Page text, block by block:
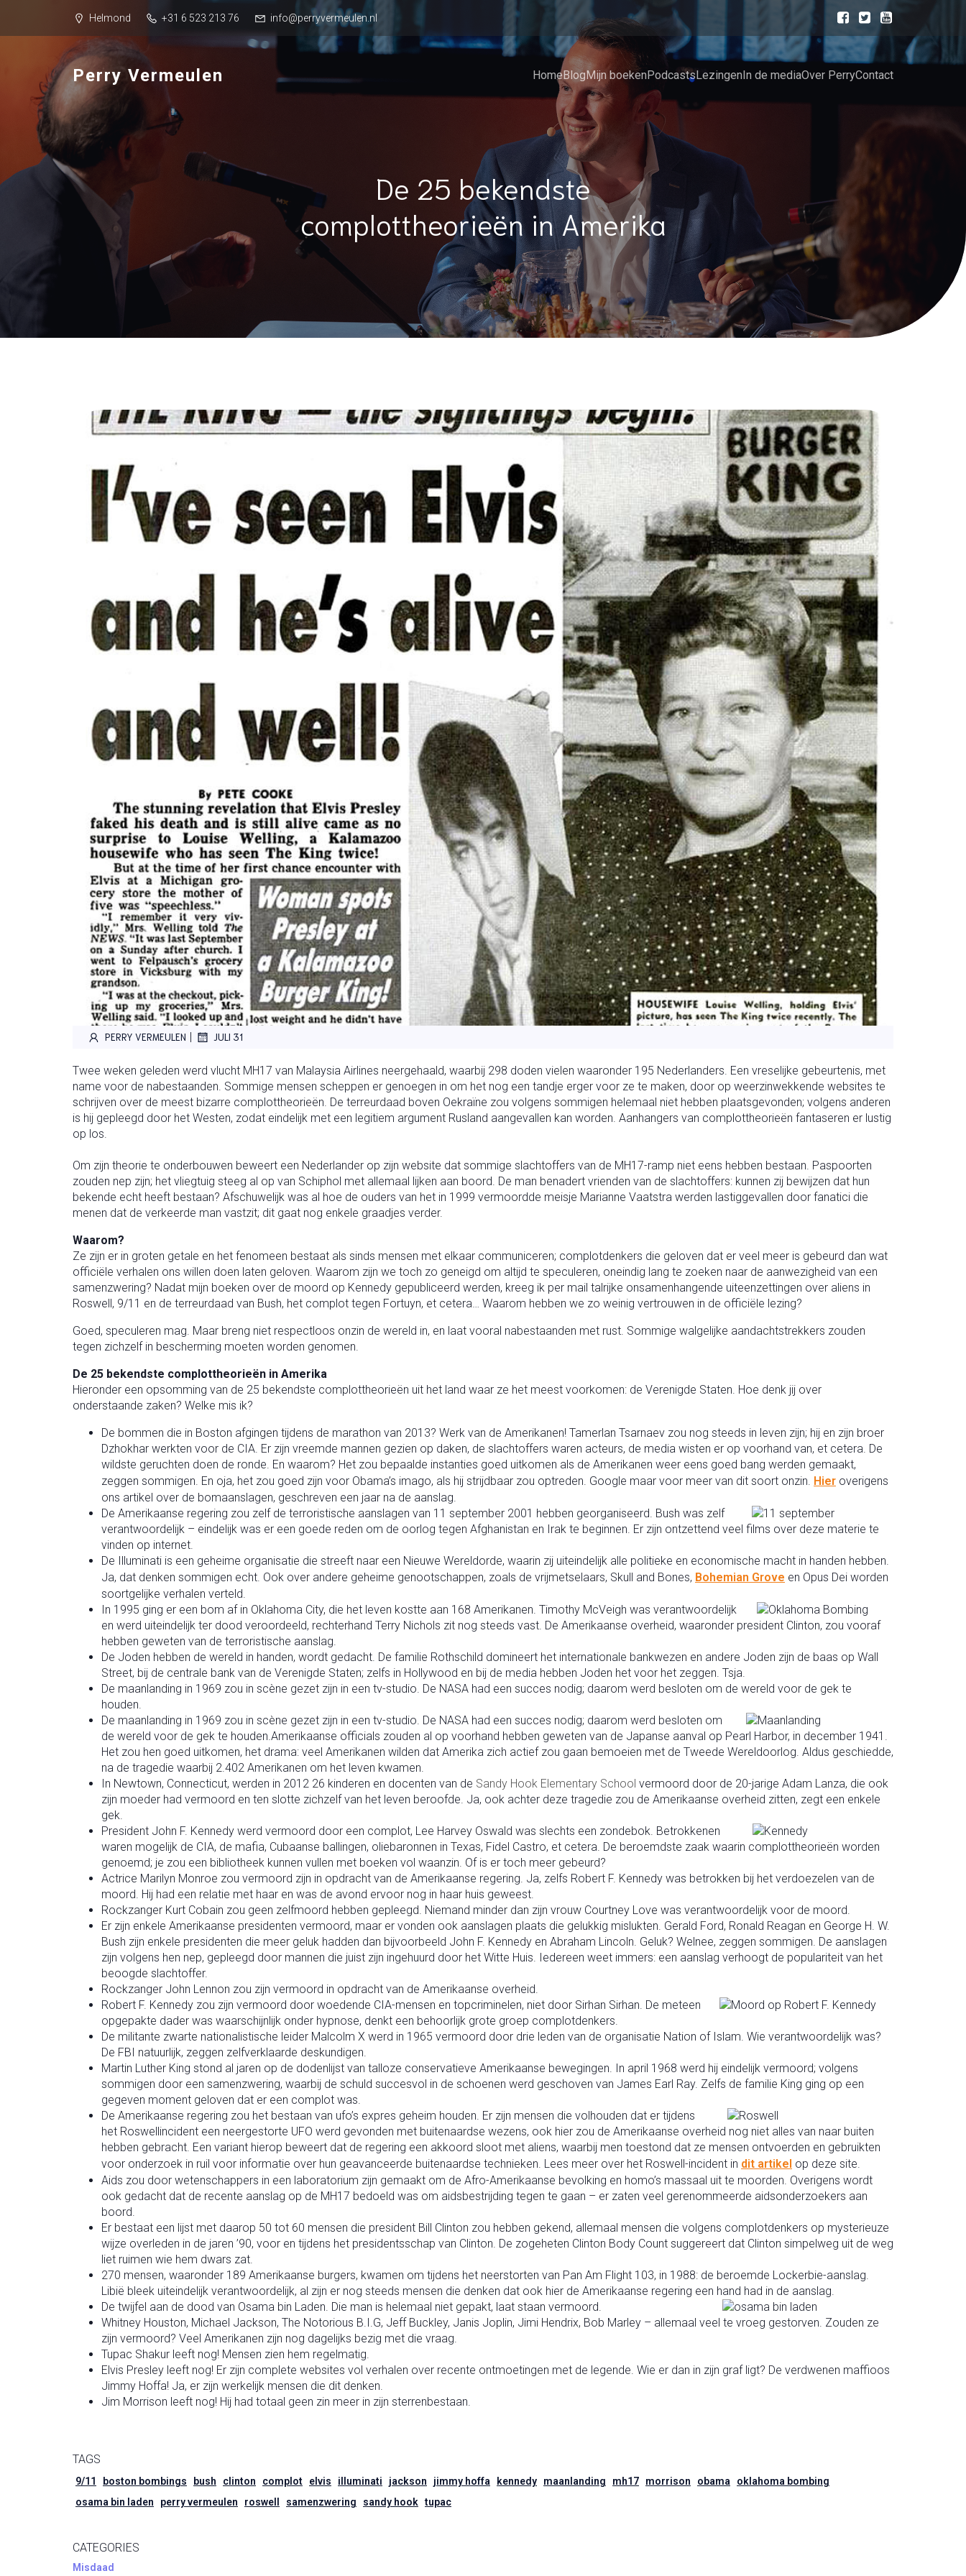
Helmond +31 6 523 213 76 info@perryvermeulen.nl
Perry Vermeulen HomeBlogMijn boekenPodcastsLezingenIn de mediaOver PerryContact
De 25 bekendste
complottheorieën in Amerika
PERRY VERMEULEN | JULI 31
Twee weken geleden werd vlucht MH17 van Malaysia Airlines neergehaald, waarbij 298 doden vielen waaronder 195 Nederlanders. Een vreselijke gebeurtenis, met
name voor de nabestaanden. Sommige mensen scheppen er genoegen in om het nog een tandje erger voor ze te maken, door op weerzinwekkende websites te
schrijven over de meest bizarre complottheorieën. De terreurdaad boven Oekraïne zou volgens sommigen helemaal niet hebben plaatsgevonden; volgens anderen
is hij gepleegd door het Westen, zodat eindelijk met een legitiem argument Rusland aangevallen kan worden. Aanhangers van complottheorieën fantaseren er lustig
op los.
Om zijn theorie te onderbouwen beweert een Nederlander op zijn website dat sommige slachtoffers van de MH17-ramp niet eens hebben bestaan. Paspoorten
zouden nep zijn; het vliegtuig steeg al op van Schiphol met allemaal lijken aan boord. De man benadert vrienden van de slachtoffers: kunnen zij bewijzen dat hun
bekende echt heeft bestaan? Afschuwelijk was al hoe de ouders van het in 1999 vermoordde meisje Marianne Vaatstra werden lastiggevallen door fanatici die
menen dat de verkeerde man vastzit; dit gaat nog enkele graadjes verder.
Waarom?
Ze zijn er in groten getale en het fenomeen bestaat als sinds mensen met elkaar communiceren; complotdenkers die geloven dat er veel meer is gebeurd dan wat
officiële verhalen ons willen doen laten geloven. Waarom zijn we toch zo geneigd om altijd te speculeren, oneindig lang te zoeken naar de aanwezigheid van een
samenzwering? Nadat mijn boeken over de moord op Kennedy gepubliceerd werden, kreeg ik per mail talrijke onsamenhangende uiteenzettingen over aliens in
Roswell, 9/11 en de terreurdaad van Bush, het complot tegen Fortuyn, et cetera… Waarom hebben we zo weinig vertrouwen in de officiële lezing?
Goed, speculeren mag. Maar breng niet respectloos onzin de wereld in, en laat vooral nabestaanden met rust. Sommige walgelijke aandachtstrekkers zouden
tegen zichzelf in bescherming moeten worden genomen.
De 25 bekendste complottheorieën in Amerika
Hieronder een opsomming van de 25 bekendste complottheorieën uit het land waar ze het meest voorkomen: de Verenigde Staten. Hoe denk jij over
onderstaande zaken? Welke mis ik?
De bommen die in Boston afgingen tijdens de marathon van 2013? Werk van de Amerikanen! Tamerlan Tsarnaev zou nog steeds in leven zijn; hij en zijn broer
Dzhokhar werkten voor de CIA. Er zijn vreemde mannen gezien op daken, de slachtoffers waren acteurs, de media wisten er op voorhand van, et cetera. De
wildste geruchten doen de ronde. En waarom? Het zou bepaalde instanties goed uitkomen als de Amerikanen weer eens goed bang werden gemaakt,
zeggen sommigen. En oja, het zou goed zijn voor Obama’s imago, als hij strijdbaar zou optreden. Google maar voor meer van dit soort onzin. Hier overigens
ons artikel over de bomaanslagen, geschreven een jaar na de aanslag.
De Amerikaanse regering zou zelf de terroristische aanslagen van 11 september 2001 hebben georganiseerd. Bush was zelf
verantwoordelijk – eindelijk was er een goede reden om de oorlog tegen Afghanistan en Irak te beginnen. Er zijn ontzettend veel films over deze materie te
vinden op internet.
De Illuminati is een geheime organisatie die streeft naar een Nieuwe Wereldorde, waarin zij uiteindelijk alle politieke en economische macht in handen hebben.
Ja, dat denken sommigen echt. Ook over andere geheime genootschappen, zoals de vrijmetselaars, Skull and Bones, Bohemian Grove en Opus Dei worden
soortgelijke verhalen verteld.
In 1995 ging er een bom af in Oklahoma City, die het leven kostte aan 168 Amerikanen. Timothy McVeigh was verantwoordelijk
en werd uiteindelijk ter dood veroordeeld, rechterhand Terry Nichols zit nog steeds vast. De Amerikaanse overheid, waaronder president Clinton, zou vooraf
hebben geweten van de terroristische aanslag.
De Joden hebben de wereld in handen, wordt gedacht. De familie Rothschild domineert het internationale bankwezen en andere Joden zijn de baas op Wall
Street, bij de centrale bank van de Verenigde Staten; zelfs in Hollywood en bij de media hebben Joden het voor het zeggen. Tsja.
De maanlanding in 1969 zou in scène gezet zijn in een tv-studio. De NASA had een succes nodig; daarom werd besloten om de wereld voor de gek te
houden.
De maanlanding in 1969 zou in scène gezet zijn in een tv-studio. De NASA had een succes nodig; daarom werd besloten om
de wereld voor de gek te houden.Amerikaanse officials zouden al op voorhand hebben geweten van de Japanse aanval op Pearl Harbor, in december 1941.
Het zou hen goed uitkomen, het drama: veel Amerikanen wilden dat Amerika zich actief zou gaan bemoeien met de Tweede Wereldoorlog. Aldus geschiedde,
na de tragedie waarbij 2.402 Amerikanen om het leven kwamen.
In Newtown, Connecticut, werden in 2012 26 kinderen en docenten van de Sandy Hook Elementary School vermoord door de 20-jarige Adam Lanza, die ook
zijn moeder had vermoord en ten slotte zichzelf van het leven beroofde. Ja, ook achter deze tragedie zou de Amerikaanse overheid zitten, zegt een enkele
gek.
President John F. Kennedy werd vermoord door een complot, Lee Harvey Oswald was slechts een zondebok. Betrokkenen
waren mogelijk de CIA, de mafia, Cubaanse ballingen, oliebaronnen in Texas, Fidel Castro, et cetera. De beroemdste zaak waarin complottheorieën worden
genoemd; je zou een bibliotheek kunnen vullen met boeken vol waanzin. Of is er toch meer gebeurd?
Actrice Marilyn Monroe zou vermoord zijn in opdracht van de Amerikaanse regering. Ja, zelfs Robert F. Kennedy was betrokken bij het verdoezelen van de
moord. Hij had een relatie met haar en was de avond ervoor nog in haar huis geweest.
Rockzanger Kurt Cobain zou geen zelfmoord hebben gepleegd. Niemand minder dan zijn vrouw Courtney Love was verantwoordelijk voor de moord.
Er zijn enkele Amerikaanse presidenten vermoord, maar er vonden ook aanslagen plaats die gelukkig mislukten. Gerald Ford, Ronald Reagan en George H. W.
Bush zijn enkele presidenten die meer geluk hadden dan bijvoorbeeld John F. Kennedy en Abraham Lincoln. Geluk? Welnee, zeggen sommigen. De aanslagen
zijn volgens hen nep, gepleegd door mannen die juist zijn ingehuurd door het Witte Huis. Iedereen weet immers: een aanslag verhoogt de populariteit van het
beoogde slachtoffer.
Rockzanger John Lennon zou zijn vermoord in opdracht van de Amerikaanse overheid.
Robert F. Kennedy zou zijn vermoord door woedende CIA-mensen en topcriminelen, niet door Sirhan Sirhan. De meteen
opgepakte dader was waarschijnlijk onder hypnose, denkt een behoorlijk grote groep complotdenkers.
De militante zwarte nationalistische leider Malcolm X werd in 1965 vermoord door drie leden van de organisatie Nation of Islam. Wie verantwoordelijk was?
De FBI natuurlijk, zeggen zelfverklaarde deskundigen.
Martin Luther King stond al jaren op de dodenlijst van talloze conservatieve Amerikaanse bewegingen. In april 1968 werd hij eindelijk vermoord; volgens
sommigen door een samenzwering, waarbij de schuld succesvol in de schoenen werd geschoven van James Earl Ray. Zelfs de familie King ging op een
gegeven moment geloven dat er een complot was.
De Amerikaanse regering zou het bestaan van ufo’s expres geheim houden. Er zijn mensen die volhouden dat er tijdens
het Roswellincident een neergestorte UFO werd gevonden met buitenaardse wezens, ook hier zou de Amerikaanse overheid nog niet alles van naar buiten
hebben gebracht. Een variant hierop beweert dat de regering een akkoord sloot met aliens, waarbij men toestond dat ze mensen ontvoerden en gebruikten
voor onderzoek in ruil voor informatie over hun geavanceerde buitenaardse technieken. Lees meer over het Roswell-incident in dit artikel op deze site.
Aids zou door wetenschappers in een laboratorium zijn gemaakt om de Afro-Amerikaanse bevolking en homo’s massaal uit te moorden. Overigens wordt
ook gedacht dat de recente aanslag op de MH17 bedoeld was om aidsbestrijding tegen te gaan – er zaten veel gerenommeerde aidsonderzoekers aan
boord.
Er bestaat een lijst met daarop 50 tot 60 mensen die president Bill Clinton zou hebben gekend, allemaal mensen die volgens complotdenkers op mysterieuze
wijze overleden in de jaren ’90, voor en tijdens het presidentsschap van Clinton. De zogeheten Clinton Body Count suggereert dat Clinton simpelweg uit de weg
liet ruimen wie hem dwars zat.
270 mensen, waaronder 189 Amerikaanse burgers, kwamen om tijdens het neerstorten van Pan Am Flight 103, in 1988: de beroemde Lockerbie-aanslag.
Libië bleek uiteindelijk verantwoordelijk, al zijn er nog steeds mensen die denken dat ook hier de Amerikaanse regering een hand had in de aanslag.
De twijfel aan de dood van Osama bin Laden. Die man is helemaal niet gepakt, laat staan vermoord.
Whitney Houston, Michael Jackson, The Notorious B.I.G, Jeff Buckley, Janis Joplin, Jimi Hendrix, Bob Marley – allemaal veel te vroeg gestorven. Zouden ze
zijn vermoord? Veel Amerikanen zijn nog dagelijks bezig met die vraag.
Tupac Shakur leeft nog! Mensen zien hem regelmatig.
Elvis Presley leeft nog! Er zijn complete websites vol verhalen over recente ontmoetingen met de legende. Wie er dan in zijn graf ligt? De verdwenen maffioos
Jimmy Hoffa! Ja, er zijn werkelijk mensen die dit denken.
Jim Morrison leeft nog! Hij had totaal geen zin meer in zijn sterrenbestaan.
TAGS
9/11 boston bombings bush clinton complot elvis illuminati jackson jimmy hoffa kennedy maanlanding mh17 morrison obama
oklahoma bombing
osama bin laden
perry vermeulen roswell samenzwering sandy hook tupac
CATEGORIES
Misdaad